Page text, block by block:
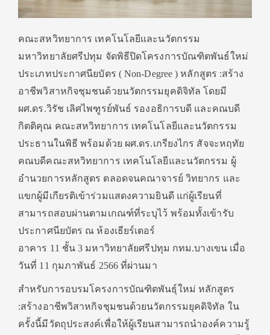
คณะสหวิทยาการ เทคโนโลยีและนวัตกรรม
มหาวิทยาลัยศรีปทุม จัดพิธีปิดโครงการบัณฑิตพันธ์ใหม่
ประเภทประกาศนียบัตร ( Non-Degree ) หลักสูตร :สร้าง
อาชีพวิสาหกิจชุมชนด้วยนวัตกรรมยุคดิจิทัล โดยมี
ผศ.ดร.วิรัช เลิศไพฑูรย์พันธ์ รองอธิการบดี และคณบดี
กิตติคุณ คณะสหวิทยาการ เทคโนโลยีและนวัตกรรม
ประธานในพิธี พร้อมด้วย ผศ.ดร.เกรียงไกร สัจจะหฤทัย
คณบดีคณะสหวิทยาการ เทคโนโลยีและนวัตกรรม ผู้
อำนวยการหลักสูตร ตลอดจนคณาจารย์ วิทยากร และ
แขกผู้มีเกียรติเข้าร่วมแสดงความยินดี แก่ผู้เรียนที่
สามารถสอบผ่านตามเกณฑ์ที่ระบุไว้ พร้อมทั้งเข้ารับ
ประกาศนียบัตร ณ ห้องเธียร์เตอร์
อาคาร 11 ชั้น 3 มหาวิทยาลัยศรีปทุม กทม.บางเขน เมื่อ
วันที่ 11 กุมภาพันธ์ 2566 ที่ผ่านมา
สำหรับการอบรมโครงการบัณฑิตพันธุ์ใหม่ หลักสูตร
:สร้างอาชีพวิสาหกิจชุมชนด้วยนวัตกรรมยุคดิจิทัล ใน
ครั้งนี้มีวัตถุประสงค์เพื่อให้ผู้เรียนสามารถนำองค์ความรู้